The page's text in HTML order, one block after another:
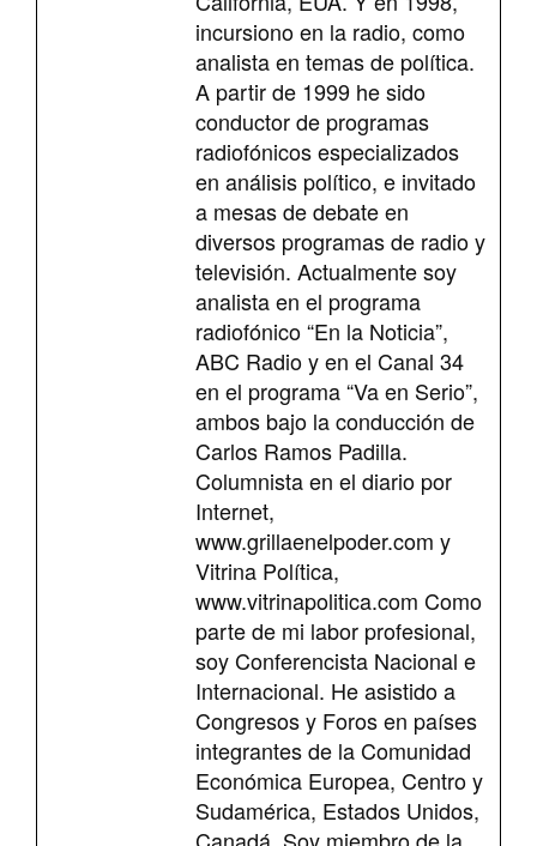
incursiono en la radio, como
analista en temas de política.
A partir de 1999 he sido
conductor de programas
radiofónicos especializados
en análisis político, e invitado
a mesas de debate en
diversos programas de radio y
televisión. Actualmente soy
analista en el programa
radiofónico “En la Noticia”,
ABC Radio y en el Canal 34
en el programa “Va en Serio”,
ambos bajo la conducción de
Carlos Ramos Padilla.
Columnista en el diario por
Internet,
www.grillaenelpoder.com y
Vitrina Política,
www.vitrinapolitica.com Como
parte de mi labor profesional,
soy Conferencista Nacional e
Internacional. He asistido a
Congresos y Foros en países
integrantes de la Comunidad
Económica Europea, Centro y
Sudamérica, Estados Unidos,
Canadá. Soy miembro de la